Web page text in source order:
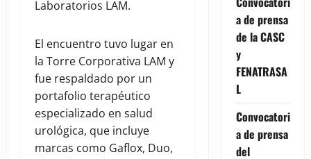
Laboratorios LAM.
El encuentro tuvo lugar en
la Torre Corporativa LAM y
fue respaldado por un
portafolio terapéutico
especializado en salud
urológica, que incluye
marcas como Gaflox, Duo,
a de prensa
de la CASC
y
FENATRASA
L
Convocatori
a de prensa
del